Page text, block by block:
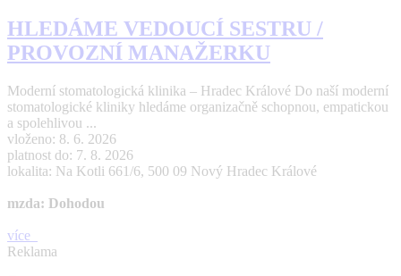
HLEDÁME VEDOUCÍ SESTRU /
PROVOZNÍ MANAŽERKU
Moderní stomatologická klinika – Hradec Králové Do naší moderní
stomatologické kliniky hledáme organizačně schopnou, empatickou
a spolehlivou ...
vloženo: 8. 6. 2026
platnost do: 7. 8. 2026
lokalita: Na Kotli 661/6, 500 09 Nový Hradec Králové
mzda: Dohodou
více
Reklama